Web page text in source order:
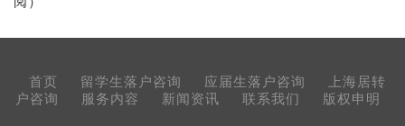
首页 留学生落户咨询 应届生落户咨询
上海居转
户咨询
服务内容 新闻资讯 联系我们 版权申明